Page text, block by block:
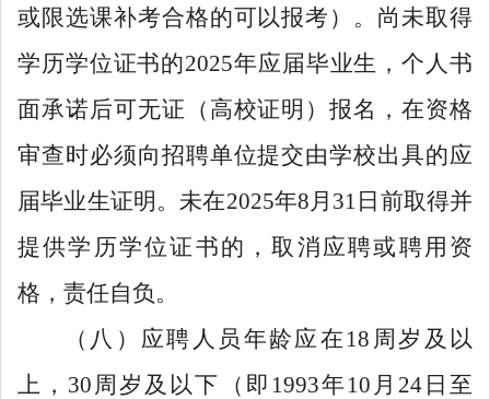
或限选课补考合格的可以报考）。尚未取得
学历学位证书的2025年应届毕业生，个人书
面承诺后可无证（高校证明）报名，在资格
审查时必须向招聘单位提交由学校出具的应
届毕业生证明。未在2025年8月31日前取得并
提供学历学位证书的，取消应聘或聘用资
格，责任自负。
（八）应聘人员年龄应在18周岁及以
上，30周岁及以下（即1993年10月24日至